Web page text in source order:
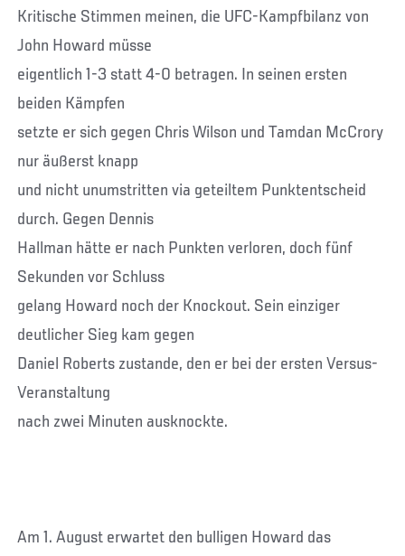
Kritische Stimmen meinen, die UFC-Kampfbilanz von
John Howard müsse
eigentlich 1-3 statt 4-0 betragen. In seinen ersten
beiden Kämpfen
setzte er sich gegen Chris Wilson und Tamdan McCrory
nur äußerst knapp
und nicht unumstritten via geteiltem Punktentscheid
durch. Gegen Dennis
Hallman hätte er nach Punkten verloren, doch fünf
Sekunden vor Schluss
gelang Howard noch der Knockout. Sein einziger
deutlicher Sieg kam gegen
Daniel Roberts zustande, den er bei der ersten Versus-
Veranstaltung
nach zwei Minuten ausknockte.
Am 1. August erwartet den bulligen Howard das